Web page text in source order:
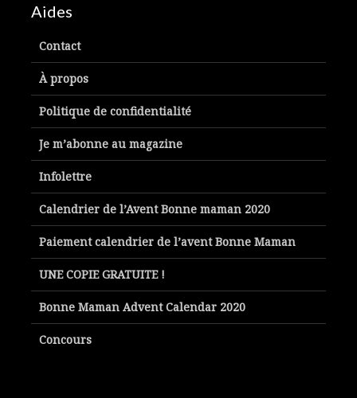
Aides
Contact
À propos
Politique de confidentialité
Je m’abonne au magazine
Infolettre
Calendrier de l’Avent Bonne maman 2020
Paiement calendrier de l’avent Bonne Maman
UNE COPIE GRATUITE !
Bonne Maman Advent Calendar 2020
Concours